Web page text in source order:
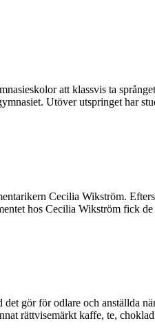
att klassvis ta
Utöver utspringet har
Cecilia Wikström.
hos Cecilia Wikström fick
gör för odlare och anställda
rättvisemärkt kaffe, te,